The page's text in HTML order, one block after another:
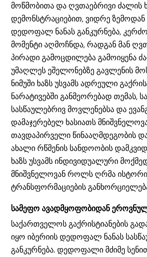
მოწმობითა და ღვთაებრივი ძალის
დემონსტრაციებით, ვიდრე ზემოდან
დედოფალ ნანას განკურნება,
მომენტი აღმოჩნდა, რადგან მან
პირადი გამოცდილება გამოიყენა
უმაღლეს ეშელონებზე გავლენის
ნიმუში ხაზს უსვამს ადრეული
ნარატივებში განმეორებად თემას,
სასწაულებრივ მოვლენებსა და
დამაჯერებელ ხასიათს
თავდაპირველი წინააღმდეგობის
ახალი რწმენის სანდოობის
ხაზს უსვამს ინდივიდუალური
მნიშვნელოვან როლს ღრმა
ტრანსფორმაციების
სამეფო ავადმყოფობიდან
საქართველოს გაქრისტიანების
იყო იბერიის დედოფალ ნანას
განკურნება. დედოფალი მძიმე